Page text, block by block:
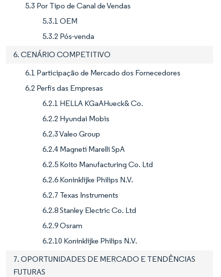
5.3 Por Tipo de Canal de Vendas
5.3.1 OEM
5.3.2 Pós-venda
6. CENÁRIO COMPETITIVO
6.1 Participação de Mercado dos Fornecedores
6.2 Perfis das Empresas
6.2.1 HELLA KGaAHueck& Co.
6.2.2 Hyundai Mobis
6.2.3 Valeo Group
6.2.4 Magneti Marelli SpA
6.2.5 Koito Manufacturing Co. Ltd
6.2.6 Koninklijke Philips N.V.
6.2.7 Texas Instruments
6.2.8 Stanley Electric Co. Ltd
6.2.9 Osram
6.2.10 Koninklijke Philips N.V.
7. OPORTUNIDADES DE MERCADO E TENDÊNCIAS
FUTURAS